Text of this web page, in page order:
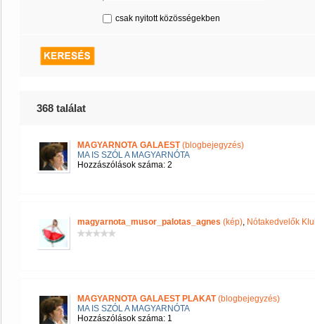
csak nyitott közösségekben
368 találat
MAGYARNOTA GALAEST(blogbejegyzés)
MA IS SZÓL A MAGYARNÓTA
Hozzászólások száma: 2
magyarnota_musor_palotas_agnes (kép), Nótakedvelők
MAGYARNOTA GALAEST PLAKAT(blogbejegyzés)
MA IS SZÓL A MAGYARNÓTA
Hozzászólások száma: 1